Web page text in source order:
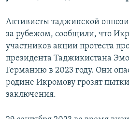
Активисты таджикской
за рубежом, сообщили, что
участников акции протеста
президента Таджикистана
Германию в 2023 году. Они
родине Икромову грозят
заключения.